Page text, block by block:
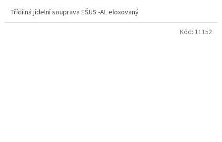
Třídílná jídelní souprava EŠUS -AL eloxovaný
Kód: 11152